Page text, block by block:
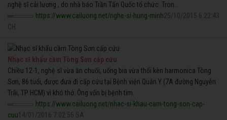
nghệ sĩ cải lương , do nhà báo Trần Tấn Quốc tổ chức. Tron...
https://www.cailuong.net/nghe-si-hung-minh25/10/2015 6:22:43
CH
Nhạc sĩ khẩu cầm Tòng Sơn cấp cứu
Chiều 12-1, nghệ sĩ vừa ăn chuối, uống bia vừa thổi kèn harmonica Tòng
Sơn, 86 tuổi, được đưa đi cấp cứu tại Bệnh viện Quân Y (7A đường Nguyễn
Trãi, TP HCM) vì khó thở. Ông vốn bị bệnh tim.
https://www.cailuong.net/nhac-si-khau-cam-tong-son-cap-
cuu 14/01/2016 7:02:56 SA